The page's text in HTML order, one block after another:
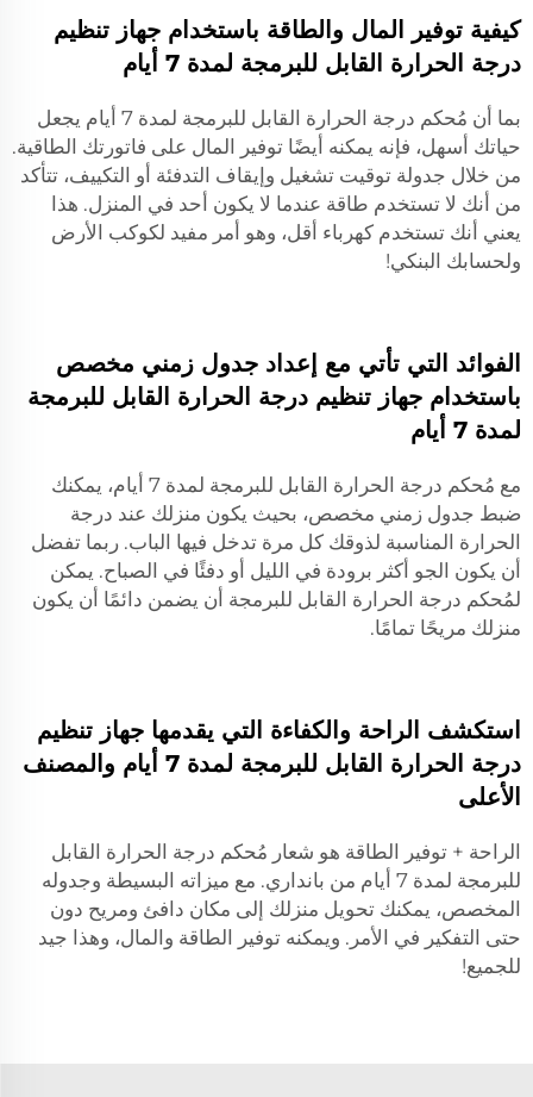
كيفية توفير المال والطاقة باستخدام جهاز تنظيم
درجة الحرارة القابل للبرمجة لمدة 7 أيام
بما أن مُحكم درجة الحرارة القابل للبرمجة لمدة 7 أيام يجعل
حياتك أسهل، فإنه يمكنه أيضًا توفير المال على فاتورتك الطاقية.
من خلال جدولة توقيت تشغيل وإيقاف التدفئة أو التكييف، تتأكد
من أنك لا تستخدم طاقة عندما لا يكون أحد في المنزل. هذا
يعني أنك تستخدم كهرباء أقل، وهو أمر مفيد لكوكب الأرض
ولحسابك البنكي!
الفوائد التي تأتي مع إعداد جدول زمني مخصص
باستخدام جهاز تنظيم درجة الحرارة القابل للبرمجة
لمدة 7 أيام
مع مُحكم درجة الحرارة القابل للبرمجة لمدة 7 أيام، يمكنك
ضبط جدول زمني مخصص، بحيث يكون منزلك عند درجة
الحرارة المناسبة لذوقك كل مرة تدخل فيها الباب. ربما تفضل
أن يكون الجو أكثر برودة في الليل أو دفئًا في الصباح. يمكن
لمُحكم درجة الحرارة القابل للبرمجة أن يضمن دائمًا أن يكون
منزلك مريحًا تمامًا.
استكشف الراحة والكفاءة التي يقدمها جهاز تنظيم
درجة الحرارة القابل للبرمجة لمدة 7 أيام والمصنف
الأعلى
الراحة + توفير الطاقة هو شعار مُحكم درجة الحرارة القابل
للبرمجة لمدة 7 أيام من بانداري. مع ميزاته البسيطة وجدوله
المخصص، يمكنك تحويل منزلك إلى مكان دافئ ومريح دون
حتى التفكير في الأمر. ويمكنه توفير الطاقة والمال، وهذا جيد
للجميع!